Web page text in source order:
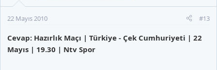
22 Mayıs 2010 #13
Cevap: Hazırlık Maçı | Türkiye - Çek Cumhuriyeti | 22
Mayıs | 19.30 | Ntv Spor